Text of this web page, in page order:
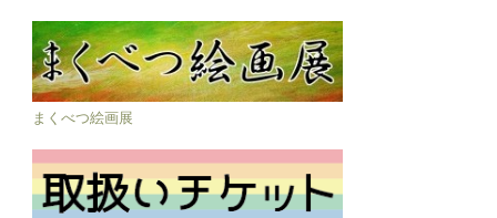
まくべつ絵画展